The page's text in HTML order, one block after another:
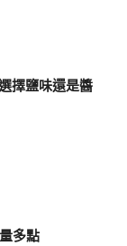
擇鹽味還是醬
多點